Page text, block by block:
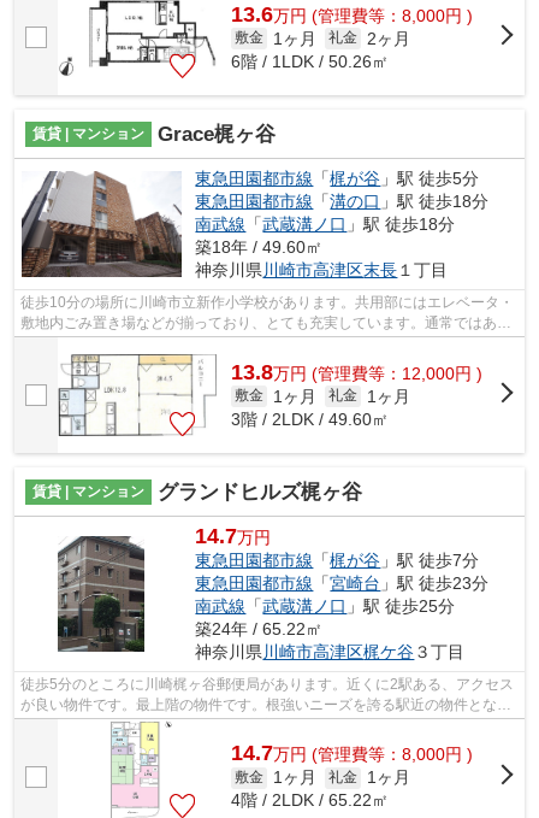
13.6万円 (管理費等：8,000円 )
敷金 1ヶ月 礼金
2ヶ月
6階 / 1LDK / 50.26㎡
賃貸 | マンション Grace梶ヶ谷
東急田園都市線 「梶が谷 」駅 徒歩5分
東急田園都市線 「溝の口 」駅 徒歩18分
南武線 「武蔵溝ノ口 」駅 徒歩18分
築18年 / 49.60㎡
神奈川県 川崎市高津区末長 １丁目
徒歩10分の場所に川崎市立新作小学校があります。共用部にはエレベータ・
敷地内ごみ置き場などが揃っており、とても充実しています。通常ではあり
13.8万円 (管理費等：12,000円 )
敷金 1ヶ月 礼金
1ヶ月
3階 / 2LDK / 49.60㎡
賃貸 | マンション グランドヒルズ梶ヶ谷
14.7万円
東急田園都市線 「梶が谷 」駅 徒歩7分
東急田園都市線 「宮崎台 」駅 徒歩23分
南武線 「武蔵溝ノ口 」駅 徒歩25分
築24年 / 65.22㎡
神奈川県 川崎市高津区梶ケ谷３丁目
徒歩5分のところに川崎梶ヶ谷郵便局があります。近くに2駅ある、アクセス
が良い物件です。最上階の物件です。根強いニーズを誇る駅近の物件とな
り、徒歩7分に駅があります。川崎市高津...
14.7万円 (管理費等：8,000円 )
敷金 1ヶ月 礼金
1ヶ月
4階 / 2LDK / 65.22㎡